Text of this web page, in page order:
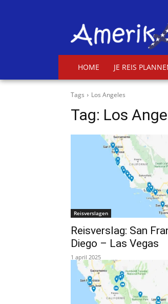
HOME JE REIS
Tags Los Angeles
Tag: Los
Reisverslagen
Reisverslag: San
Diego – Las Vegas
1 april 2025